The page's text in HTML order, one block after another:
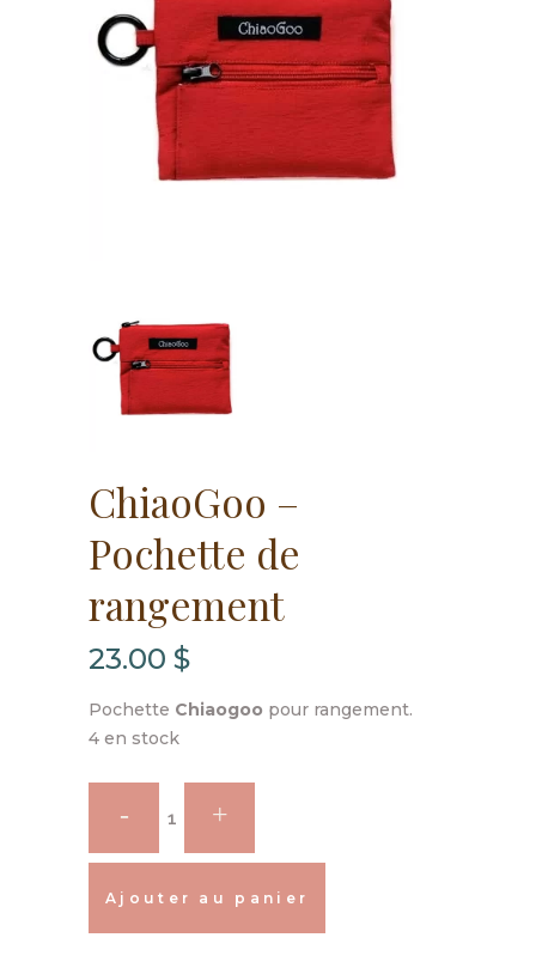
ChiaoGoo –
Pochette de
rangement
23.00 $
Pochette Chiaogoo pour rangement.
4 en stock
-
Pochette
de
Ajouter au panier